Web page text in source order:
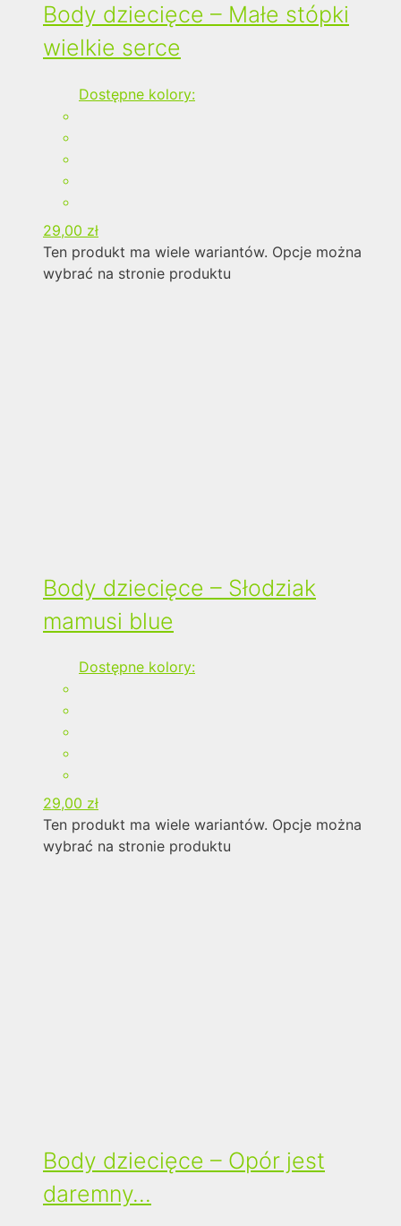
Body dziecięce – Małe stópki
wielkie serce
Dostępne kolory:
29,00 zł
Ten produkt ma wiele wariantów. Opcje można
wybrać na stronie produktu
Body dziecięce – Słodziak
mamusi blue
Dostępne kolory:
29,00 zł
Ten produkt ma wiele wariantów. Opcje można
wybrać na stronie produktu
Body dziecięce – Opór jest
daremny…